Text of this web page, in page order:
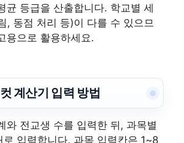
균 등급을 산출합니다. 학교별 세
, 동점 처리 등)이 다를 수 있으므
용으로 활용하세요.
계산기 입력 방법
와 전교생 수를 입력한 뒤, 과목별
로 입력합니다. 과목 입력칸은 1~8